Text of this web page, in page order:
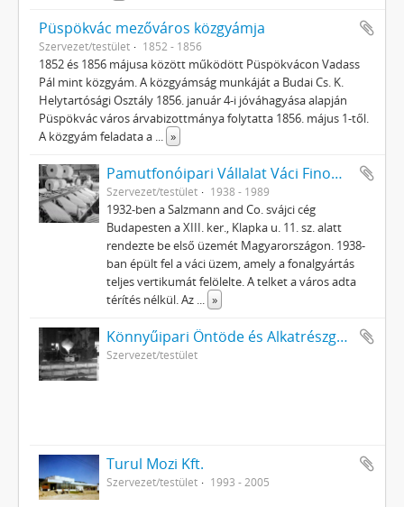
Püspökvác mezőváros közgyámja
Szervezet/testület 1852 - 1856
1852 és 1856 májusa között működött Püspökvácon Vadass
Pál mint közgyám. A közgyámság munkáját a Budai Cs. K.
Helytartósági Osztály 1856. január 4-i jóváhagyása alapján
Püspökvác város árvabizottmánya folytatta 1856. május 1-től.
A közgyám feladata a ... »
Pamutfonóipari Vállalat Váci Finompamutfonó és Cérnázógyára
Szervezet/testület 1938 - 1989
1932-ben a Salzmann and Co. svájci cég
Budapesten a XIII. ker., Klapka u. 11. sz. alatt
rendezte be első üzemét Magyarországon. 1938-
ban épült fel a váci üzem, amely a fonalgyártás
teljes vertikumát felölelte. A telket a város adta
térítés nélkül. Az ... »
Könnyűipari Öntöde és Alkatrészgyár
Szervezet/testület
Turul Mozi Kft.
Szervezet/testület 1993 - 2005